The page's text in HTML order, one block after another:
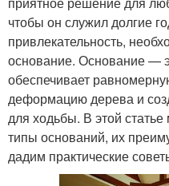
чтобы он служил долгие
привлекательность,
основание. Основание —
обеспечивает
деформацию дерева и
для ходьбы. В этой
типы оснований, их
дадим практические